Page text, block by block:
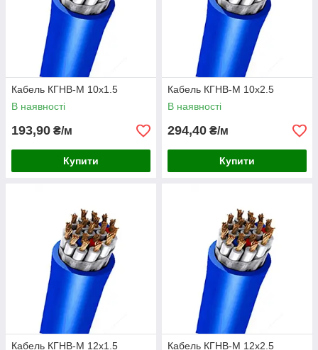
Кабель КГНВ-М 10х1.5
В наявності
193,90 ₴/м
Купити
Кабель КГНВ-М 10х2.5
В наявності
294,40 ₴/м
Купити
Кабель КГНВ-М 12х1.5
Кабель КГНВ-М 12х2.5